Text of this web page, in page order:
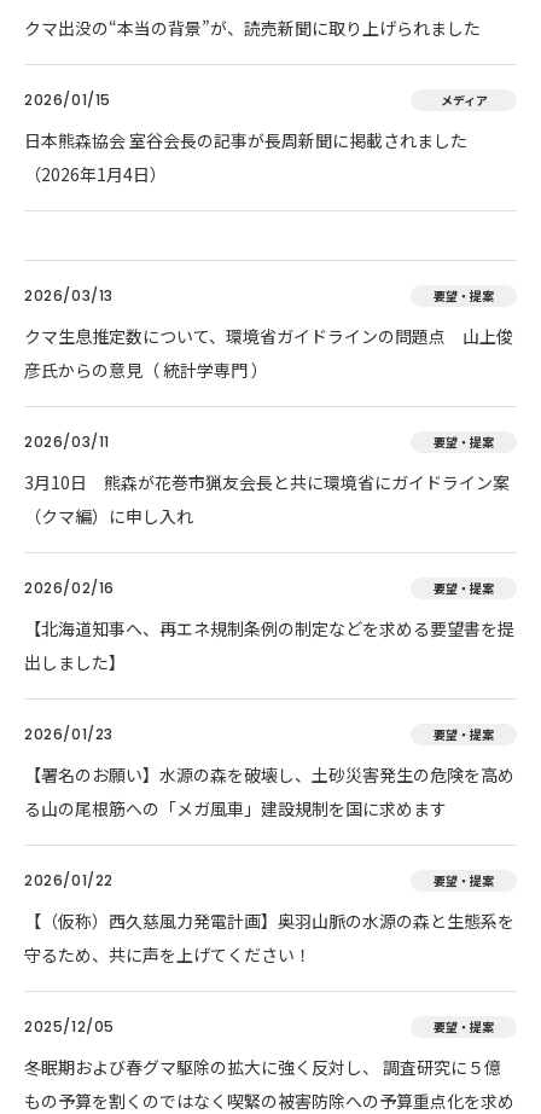
クマ出没の“本当の背景”が、読売新聞に取り上げられました
2026/01/15 メディア
日本熊森協会 室谷会長の記事が長周新聞に掲載されました
（2026年1月4日）
2026/03/13 要望・提案
クマ生息推定数について、環境省ガイドラインの問題点 山上俊
彦氏からの意見（ 統計学専門 ）
2026/03/11 要望・提案
3月10日 熊森が花巻市猟友会長と共に環境省にガイドライン案
（クマ編）に申し入れ
2026/02/16 要望・提案
【北海道知事へ、再エネ規制条例の制定などを求める要望書を提
出しました】
2026/01/23 要望・提案
【署名のお願い】水源の森を破壊し、土砂災害発生の危険を高め
る山の尾根筋への「メガ風車」建設規制を国に求めます
2026/01/22 要望・提案
【（仮称）西久慈風力発電計画】奥羽山脈の水源の森と生態系を
守るため、共に声を上げてください！
2025/12/05 要望・提案
冬眠期および春グマ駆除の拡大に強く反対し、 調査研究に５億
もの予算を割くのではなく喫緊の被害防除への予算重点化を求め